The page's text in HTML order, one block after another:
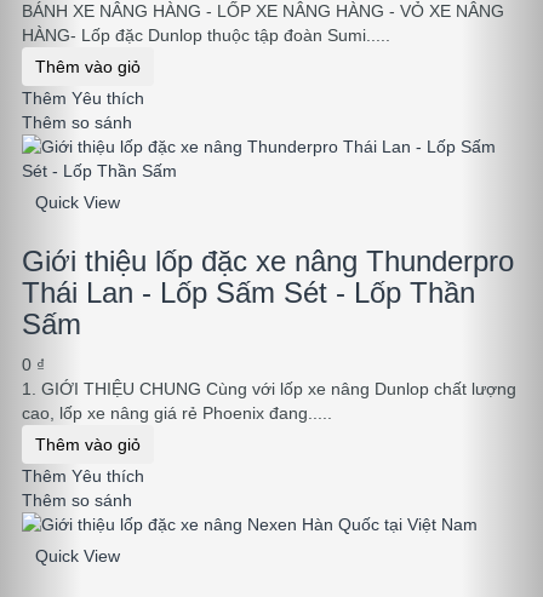
BÁNH XE NÂNG HÀNG - LỐP XE NÂNG HÀNG - VỎ XE NÂNG
HÀNG- Lốp đặc Dunlop thuộc tập đoàn Sumi.....
Thêm vào giỏ
Thêm Yêu thích
Thêm so sánh
Quick View
Giới thiệu lốp đặc xe nâng Thunderpro
Thái Lan - Lốp Sấm Sét - Lốp Thần
Sấm
0 ₫
1. GIỚI THIỆU CHUNG Cùng với lốp xe nâng Dunlop chất lượng
cao, lốp xe nâng giá rẻ Phoenix đang.....
Thêm vào giỏ
Thêm Yêu thích
Thêm so sánh
Quick View